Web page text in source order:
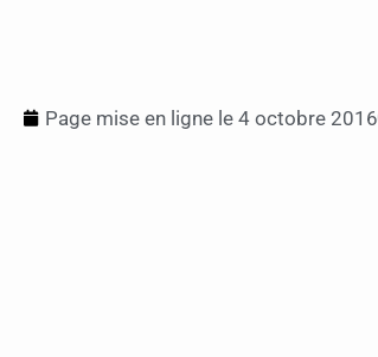
Page mise en ligne le 4 octobre 2016